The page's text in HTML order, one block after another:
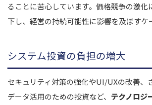
ることに苦心しています。価格競争の激化
下し、経営の持続可能性に影響を及ぼすケ
システム投資の負担の増大
セキュリティ対策の強化やUI/UXの改善、
データ活用のための投資など、 テクノロジ